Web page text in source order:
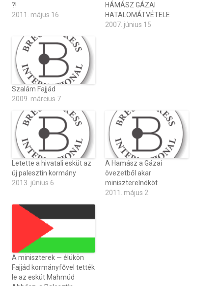
?!
2011. május 16
HÁMÁSZ GÁZAI
HATALOMÁTVÉTELE
2007. június 15
Szalám Fajjád
2009. március 7
Letette a hivatali esküt az
új palesztin kormány
2013. június 6
A Hamász a Gázai
övezetből akar
miniszterelnököt
2011. május 2
A miniszterek — élükön
Fajjád kormányfővel tették
le az esküt Mahmúd